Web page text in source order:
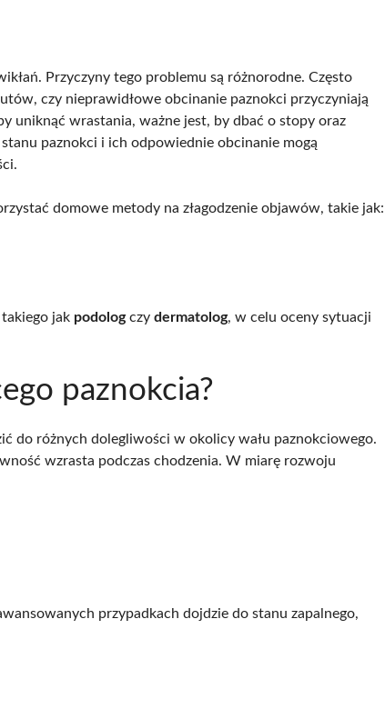
Przyczyny tego problemu są różnorodne. Często
czy nieprawidłowe obcinanie paznokci przyczyniają
uniknąć wrastania, ważne jest, by dbać o stopy oraz
paznokci i ich odpowiednie obcinanie mogą
domowe metody na złagodzenie objawów, takie jak:
jak podologczy dermatolog, w celu oceny sytuacji
paznokcia?
do różnych dolegliwości w okolicy wału paznokciowego.
wzrasta podczas chodzenia. W miarę rozwoju
przypadkach dojdzie do stanu zapalnego,